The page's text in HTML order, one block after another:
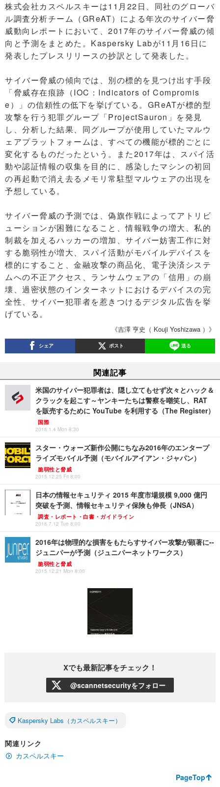
株式会社カスペルスキーは11月22日、同社のグローバ
ル調査分析チーム（GReAT）による年次のサイバー脅
威動向レポートにおいて、2017年のサイバー脅威の傾
向と予測をまとめた。Kaspersky Labが11月16日に
発表したプレスリリースの抄訳として発表した。
サイバー脅威の傾向では、別の標的を見つけ出す手段
「脅威存在痕跡（IOC：Indicators of Compromis
e）」の信頼性の低下を挙げている。GReATが標的型
攻撃を行う犯罪グループ「ProjectSauron」を発見
し、分析した結果、同グループが使用していたマルウ
ェアプラットフォームは、すべての機能が標的ごとに
変化するものだったという。また2017年は、スパイ活
動や認証情報の収集を目的に、感染したマシンの初回
の再起動で消え去るメモリ常駐型マルウェアの出現を
予想している。
サイバー脅威の予測では、偽旗作戦によってアトリビ
ューションが困難になること、情報戦争の増大、私的
制裁を加えるハッカーの増加、サイバー妨害工作に対
する脆弱性が増大、スパイ活動がモバイルデバイスを
標的にすること、金融攻撃の商品化、電子決済システ
ムへの不正アクセス、ランサムウェアの「信用」の崩
壊、過密状態のインターネットにおけるデバイスの完
全性、サイバー犯罪者を惹きつけるデジタル広告を挙
げている。
《吉澤 亨史（ Kouji Yoshizawa ）》
シェア ポスト 送る
関連記事
米国のサイバー犯罪者は、隠し立てもせず次々とハック＆
クラックを起こす～ヤンキーたちは警察を嘲笑し、RAT
を販売するために YouTube を利用する（The Register）
国際
2016.1.4 Mon 8:30
スター・ウォーズ新作公開にちなみ2016年のエンタープ
ライズモバイル予測（モバイルアイアン・ジャパン）
脆弱性と脅威
2015.12.25 Fri 8:00
日本の情報セキュリティ 2015 年度市場規模 9,000 億円
突破を予測、情報セキュリティ保険も伸長（JNSA）
調査・レポート・白書・ガイドライン
2016.7.12 Tue 8:00
2016年は物理的な損害をもたらすサイバー攻撃が顕著に--
ジュニパーが予測（ジュニパーネットワークス）
脆弱性と脅威
2015.12.21 Mon 8:00
Xでも最新記事をチェック！
@scannetsecurityをフォロー
Kaspersky Labs（カスペルスキー）
関連リンク
カスペルスキー
PageTop